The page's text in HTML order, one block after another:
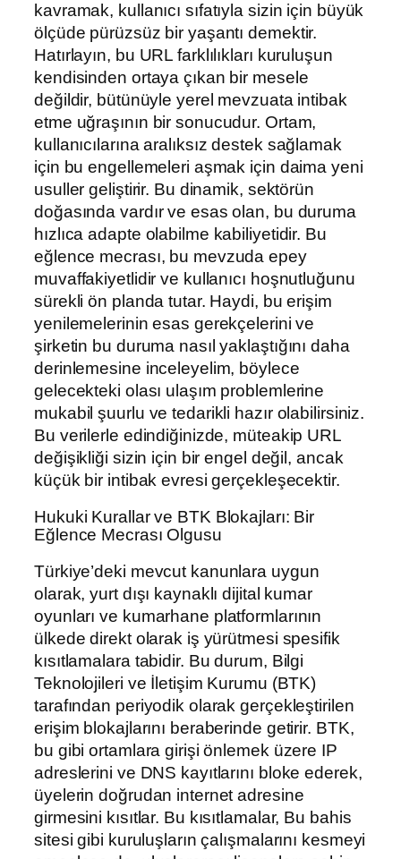
kavramak, kullanıcı sıfatıyla sizin için büyük
ölçüde pürüzsüz bir yaşantı demektir.
Hatırlayın, bu URL farklılıkları kuruluşun
kendisinden ortaya çıkan bir mesele
değildir, bütünüyle yerel mevzuata intibak
etme uğraşının bir sonucudur. Ortam,
kullanıcılarına aralıksız destek sağlamak
için bu engellemeleri aşmak için daima yeni
usuller geliştirir. Bu dinamik, sektörün
doğasında vardır ve esas olan, bu duruma
hızlıca adapte olabilme kabiliyetidir. Bu
eğlence mecrası, bu mevzuda epey
muvaffakiyetlidir ve kullanıcı hoşnutluğunu
sürekli ön planda tutar. Haydi, bu erişim
yenilemelerinin esas gerekçelerini ve
şirketin bu duruma nasıl yaklaştığını daha
derinlemesine inceleyelim, böylece
gelecekteki olası ulaşım problemlerine
mukabil şuurlu ve tedarikli hazır olabilirsiniz.
Bu verilerle edindiğinizde, müteakip URL
değişikliği sizin için bir engel değil, ancak
küçük bir intibak evresi gerçekleşecektir.
Hukuki Kurallar ve BTK Blokajları: Bir
Eğlence Mecrası Olgusu
Türkiye’deki mevcut kanunlara uygun
olarak, yurt dışı kaynaklı dijital kumar
oyunları ve kumarhane platformlarının
ülkede direkt olarak iş yürütmesi spesifik
kısıtlamalara tabidir. Bu durum, Bilgi
Teknolojileri ve İletişim Kurumu (BTK)
tarafından periyodik olarak gerçekleştirilen
erişim blokajlarını beraberinde getirir. BTK,
bu gibi ortamlara girişi önlemek üzere IP
adreslerini ve DNS kayıtlarını bloke ederek,
üyelerin doğrudan internet adresine
girmesini kısıtlar. Bu kısıtlamalar, Bu bahis
sitesi gibi kuruluşların çalışmalarını kesmeyi